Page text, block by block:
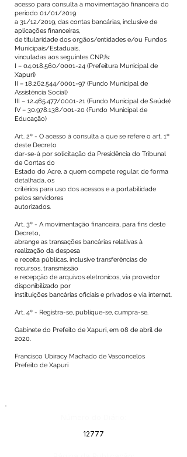
acesso para consulta à movimentação financeira do
periodo 01/01/2019
a 31/12/2019, das contas bancárias, inclusive de
aplicações financeiras,
de titularidade dos orgãos/entidades e/ou Fundos
Municipais/Estaduais,
vinculadas aos seguintes CNPJ’s:
I – 04.018.560/0001-24 (Prefeitura Municipal de
Xapuri)
II – 18.262.544/0001-97 (Fundo Municipal de
Assistência Social)
III – 12.465.477/0001-21 (Fundo Municipal de Saúde)
IV – 30.978.138/001-20 (Fundo Municipal de
Educação)
Art. 2º - O acesso à consulta a que se refere o art. 1º
deste Decreto
dar-se-á por solicitação da Presidência do Tribunal
de Contas do
Estado do Acre, a quem compete regular, de forma
detalhada, os
critérios para uso dos acessos e a portabilidade
pelos servidores
autorizados.
Art. 3º - A movimentação financeira, para fins deste
Decreto,
abrange as transações bancárias relativas à
realização da despesa
e receita públicas, inclusive transferências de
recursos, transmissão
e recepção de arquivos eletronicos, via provedor
disponibilizado por
instituições bancárias oficiais e privados e via internet.
Art. 4º - Registra-se, publique-se, cumpra-se.
Gabinete do Prefeito de Xapuri, em 08 de abril de
2020.
Francisco Ubiracy Machado de Vasconcelos
Prefeito de Xapuri
12777